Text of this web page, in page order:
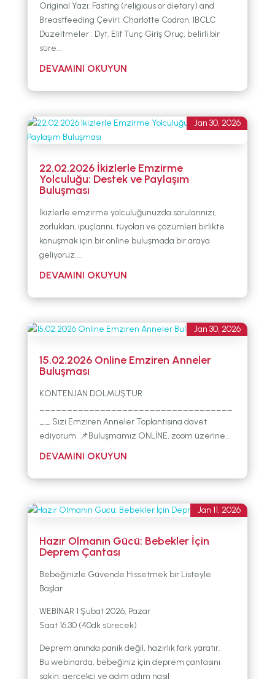
Original Yazı: Fasting (religious or dietary) and
Breastfeeding Çeviri: Charlotte Codron, IBCLC
Düzeltmeler : Dyt. Elif Tunç Giriş Oruç, belirli bir
süre...
22.02.2026 İkizlerle Emzirme
Yolculuğu: Destek ve Paylaşım
Buluşması
Jan 30, 2026
İkizlerle emzirme yolculuğunuzda sorularınızı,
zorlukları, ipuçlarını, tüyoları ve çözümleri birlikte
konuşmak için bir online buluşmada bir araya
geliyoruz....
15.02.2026 Online Emziren Anneler
Buluşması
Jan 30, 2026
KONTENJAN DOLMUŞTUR
__ Sizi Emziren Anneler Toplantısına davet
ediyorum. 📌Buluşmamız ONLİNE, zoom üzerine...
Hazır Olmanın Gücü: Bebekler İçin
Deprem Çantası
Jan 11, 2026
Bebeğinizle Güvende Hissetmek bir Listeyle
Başlar
WEBİNAR 1 Şubat 2026, Pazar
Saat 16.30 (40dk sürecek)
Deprem anında panik değil, hazırlık fark yaratır.
Bu webinarda, bebeğiniz için deprem çantasını
sakin, gerçekçi ve adım adım nasıl